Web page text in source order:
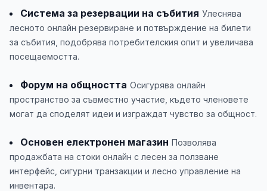
Система за резервации на събития Улеснява
лесното онлайн резервиране и потвърждение на билети
за събития, подобрява потребителския опит и увеличава
посещаемостта.
Форум на общността Осигурява онлайн
пространство за съвместно участие, където членовете
могат да споделят идеи и изграждат чувство за общност.
Основен електронен магазин Позволява
продажбата на стоки онлайн с лесен за ползване
интерфейс, сигурни транзакции и лесно управление на
инвентара.